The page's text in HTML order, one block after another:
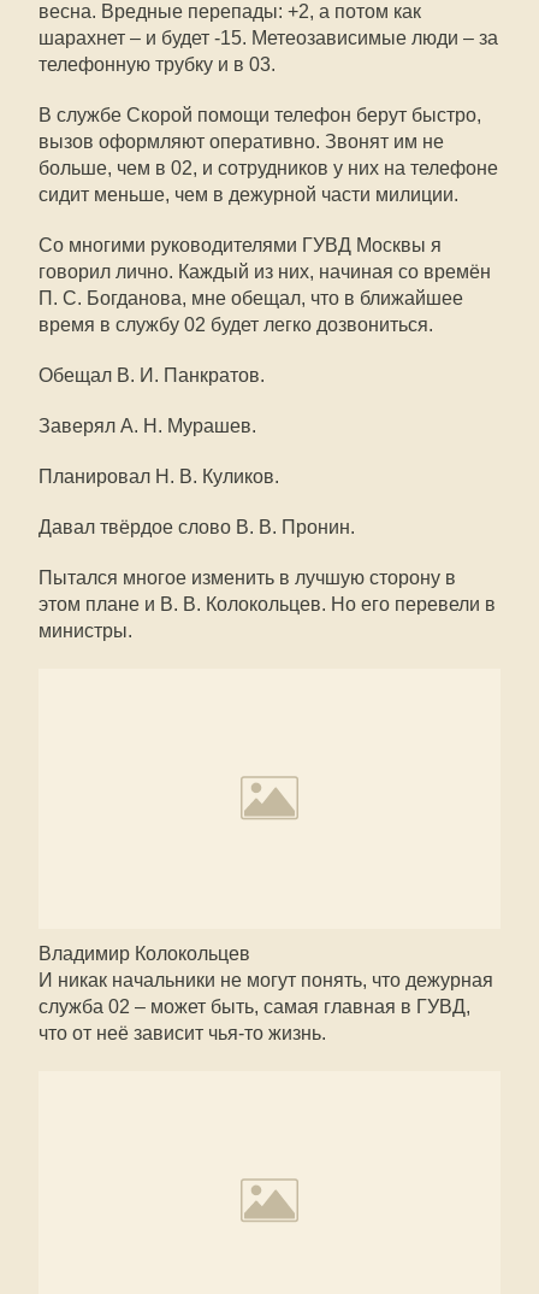
весна. Вредные перепады: +2, а потом как
шарахнет – и будет -15. Метеозависимые люди – за
телефонную трубку и в 03.
В службе Скорой помощи телефон берут быстро,
вызов оформляют оперативно. Звонят им не
больше, чем в 02, и сотрудников у них на телефоне
сидит меньше, чем в дежурной части милиции.
Со многими руководителями ГУВД Москвы я
говорил лично. Каждый из них, начиная со времён
П. С. Богданова, мне обещал, что в ближайшее
время в службу 02 будет легко дозвониться.
Обещал В. И. Панкратов.
Заверял А. Н. Мурашев.
Планировал Н. В. Куликов.
Давал твёрдое слово В. В. Пронин.
Пытался многое изменить в лучшую сторону в
этом плане и В. В. Колокольцев. Но его перевели в
министры.
Владимир Колокольцев
И никак начальники не могут понять, что дежурная
служба 02 – может быть, самая главная в ГУВД,
что от неё зависит чья-то жизнь.